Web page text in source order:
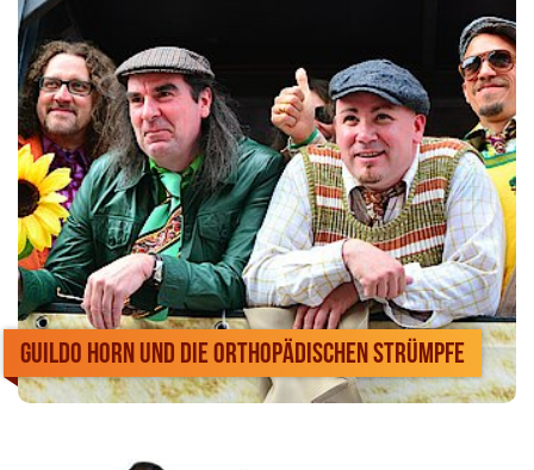
Guildo Horn und die Orthopädischen Strümpfe